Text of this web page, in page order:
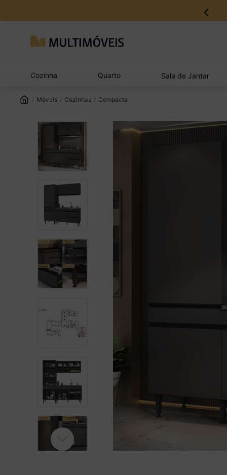
Cozinha Quarto Sala de Jantar
Móveis Cozinhas Compacta